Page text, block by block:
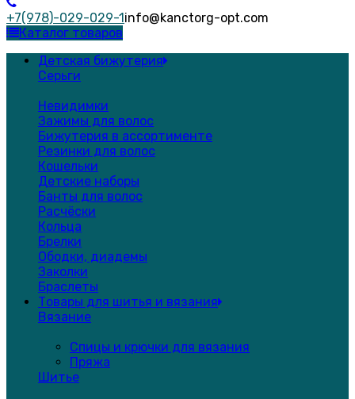
+7(978)-029-029-1info@kanctorg-opt.com
Каталог товаров
Детская бижутерия
Серьги
Невидимки
Зажимы для волос
Бижутерия в ассортименте
Резинки для волос
Кошельки
Детские наборы
Банты для волос
Расчёски
Кольца
Брелки
Ободки, диадемы
Заколки
Браслеты
Товары для шитья и вязания
Вязание
Спицы и крючки для вязания
Пряжа
Шитье